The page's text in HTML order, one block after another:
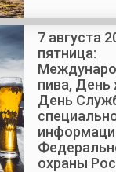
7 августа
пятница:
пива, День
День
охраны